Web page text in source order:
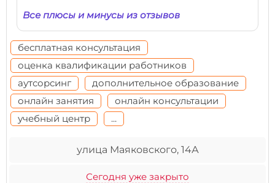
Все плюсы и минусы из отзывов
бесплатная консультация
оценка квалификации работников
аутсорсинг
дополнительное образование
онлайн занятия
онлайн консультации
учебный центр
...
улица Маяковского, 14А
Сегодня уже закрыто